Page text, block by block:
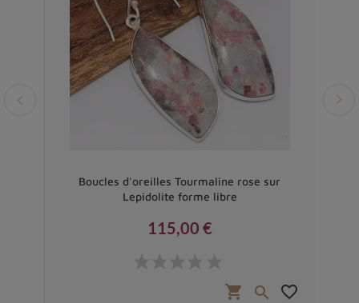
Boucles d'oreilles Tourmaline rose sur
Lepidolite forme libre
115,00 €
shopping_cart  favorite_border